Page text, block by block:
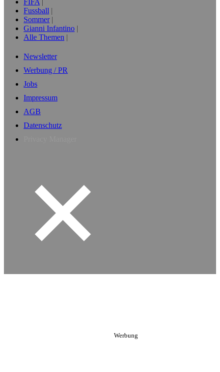
FIFA
Fussball
Sommer
Gianni Infantino
Alle Themen
Newsletter
Werbung / PR
Jobs
Impressum
AGB
Datenschutz